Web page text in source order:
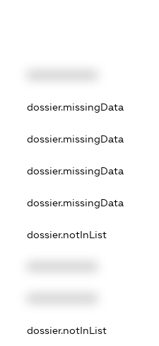
dossier.missingData
dossier.missingData
dossier.missingData
dossier.missingData
dossier.notInList
dossier.notInList